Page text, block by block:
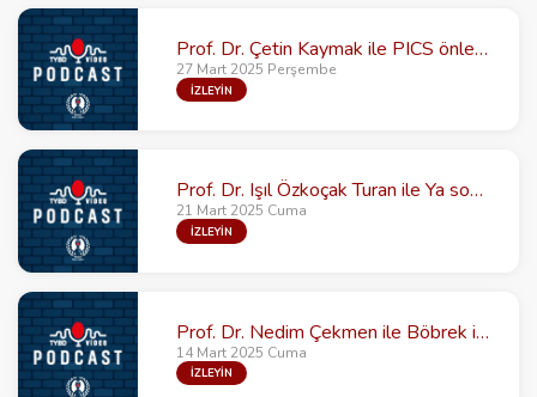
Prof. Dr. Çetin Kaymak ile PICS önlenebilir mi: Nütrisyonun etkisi
27 Mart 2025 Perşembe
İZLEYİN
Prof. Dr. Işıl Özkoçak Turan ile Ya sonra? Yoğun bakım sonrası sendrom (PICS)
21 Mart 2025 Cuma
İZLEYİN
Prof. Dr. Nedim Çekmen ile Böbrek için en iyi vazopressör
14 Mart 2025 Cuma
İZLEYİN